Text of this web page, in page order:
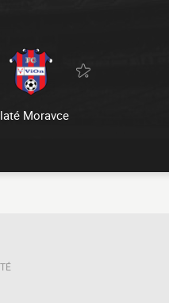
Moravce